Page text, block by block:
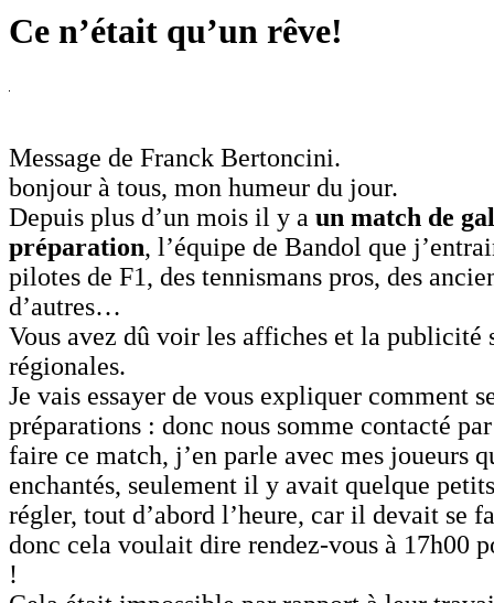
Ce n’était qu’un rêve!
Message de Franck Bertoncini.
bonjour à tous, mon humeur du jour.
Depuis plus d’un mois il y a un match de
préparation, l’équipe de Bandol que
pilotes de F1, des tennismans pros, des
d’autres…
Vous avez dû voir les affiches et la publicité
régionales.
Je vais essayer de vous expliquer comment
préparations : donc nous somme contacté
faire ce match, j’en parle avec mes joueurs
enchantés, seulement il y avait quelque
régler, tout d’abord l’heure, car il devait se
donc cela voulait dire rendez-vous à 17h00
!